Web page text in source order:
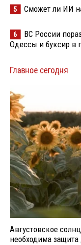
5 Сможет ли ИИ
6
ВС России
Одессы и буксир в
Главное сегодня
Августовское
необходима